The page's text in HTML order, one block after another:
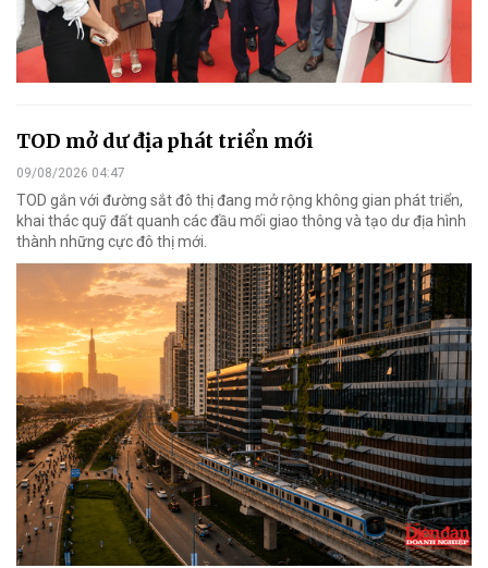
TOD mở dư địa phát triển mới
09/08/2026 04:47
TOD gắn với đường sắt đô thị đang mở rộng không gian phát triển,
khai thác quỹ đất quanh các đầu mối giao thông và tạo dư địa hình
thành những cực đô thị mới.